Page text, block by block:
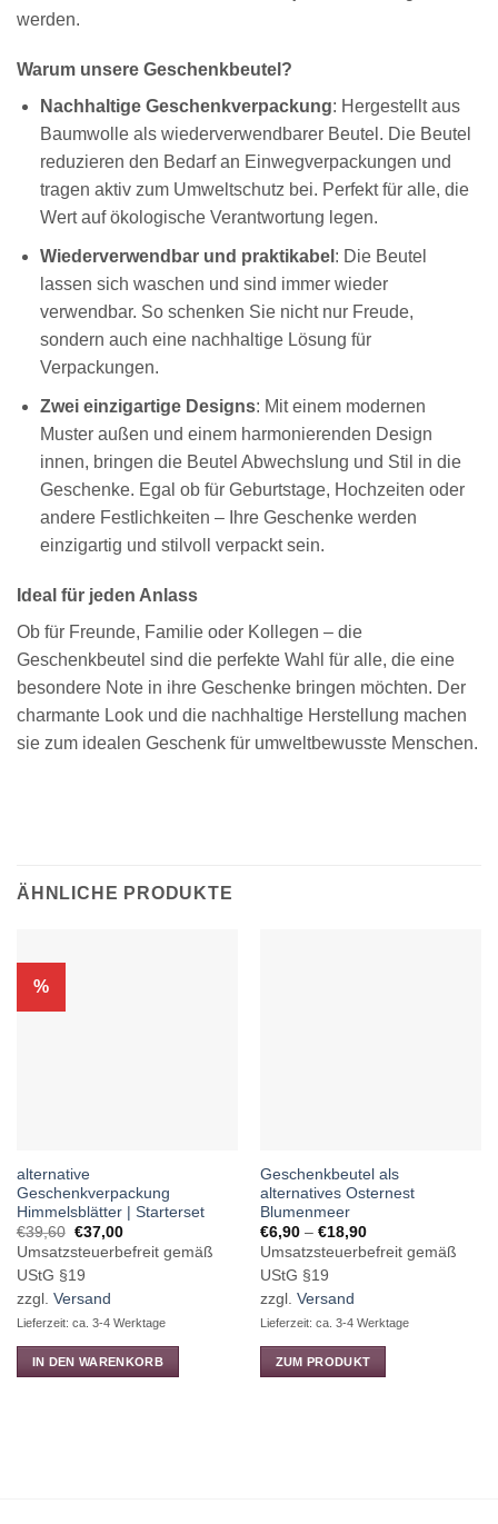
werden.
Warum unsere Geschenkbeutel?
Nachhaltige Geschenkverpackung: Hergestellt aus
Baumwolle als wiederverwendbarer Beutel. Die Beutel
reduzieren den Bedarf an Einwegverpackungen und
tragen aktiv zum Umweltschutz bei. Perfekt für alle, die
Wert auf ökologische Verantwortung legen.
Wiederverwendbar und praktikabel : Die Beutel
lassen sich waschen und sind immer wieder
verwendbar. So schenken Sie nicht nur Freude,
sondern auch eine nachhaltige Lösung für
Verpackungen.
Zwei einzigartige Designs: Mit einem modernen
Muster außen und einem harmonierenden Design
innen, bringen die Beutel Abwechslung und Stil in die
Geschenke. Egal ob für Geburtstage, Hochzeiten oder
andere Festlichkeiten – Ihre Geschenke werden
einzigartig und stilvoll verpackt sein.
Ideal für jeden Anlass
Ob für Freunde, Familie oder Kollegen – die
Geschenkbeutel sind die perfekte Wahl für alle, die eine
besondere Note in ihre Geschenke bringen möchten. Der
charmante Look und die nachhaltige Herstellung machen
sie zum idealen Geschenk für umweltbewusste Menschen.
ÄHNLICHE PRODUKTE
%
alternative
Geschenkverpackung
Himmelsblätter | Starterset
€39,60 Ursprünglicher
Preis
war:
€39,60
€37,00Aktueller
Preis
ist:
Umsatzsteuerbefreit gemäß
UStG §19
zzgl. Versand
Lieferzeit: ca. 3-4 Werktage
IN DEN WARENKORB
Geschenkbeutel als
alternatives Osternest
Blumenmeer
€6,90 – €18,90Preisspanne:
€6,90
bis
Umsatzsteuerbefreit gemäß
UStG §19
zzgl. Versand
Lieferzeit: ca. 3-4 Werktage
ZUM PRODUKT